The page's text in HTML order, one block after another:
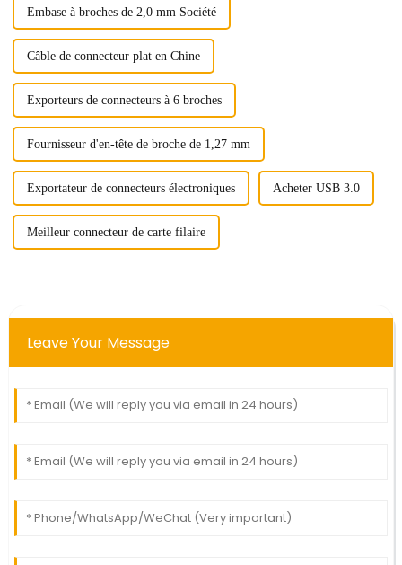
Embase à broches de 2,0 mm Société
Câble de connecteur plat en Chine
Exporteurs de connecteurs à 6 broches
Fournisseur d'en-tête de broche de 1,27 mm
Exportateur de connecteurs électroniques Acheter USB 3.0
Meilleur connecteur de carte filaire
Leave Your Message